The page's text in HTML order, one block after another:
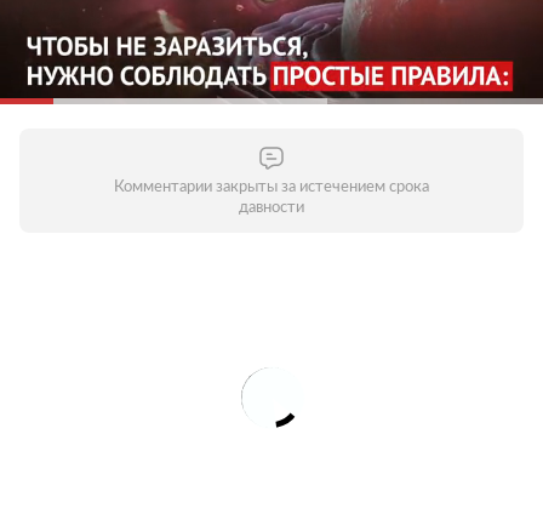
хроническими заболеваниями. Молодым стоит
воздержаться от личного общения с родителями,
бабушками и дедушками и пожилыми людьми
вообще. Старайтесь поддерживать контакты по
уберечь пожилых людей от опасности заражения.
близко, то можете заразиться вирусом при
вдыхании воздуха. Держитесь от людей на
Комментарии закрыты за истечением срока
давности